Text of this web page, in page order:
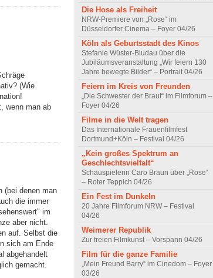
(Wie
wenn man ab
(bei denen man
die immer
im
aber nicht.
auf. Selbst die
sich am Ende
abgehandelt
gemacht.
Die Hose als Freiheit
NRW-Premiere von „Rose“ im
Düsseldorfer Cinema – Foyer 04/26
Köln als Geburtsstadt des Kinos
Stefanie Wüster-Bludau über die
Jubiläumsveranstaltung „Wir feiern 130
Jahre bewegte Bilder“ – Portrait 04/26
Feiern im Kreis von Freunden
„Die Schwester der Braut“ im Filmforum –
Foyer 04/26
Filme in die Welt tragen
Das Internationale Frauenfilmfest
Dortmund+Köln – Festival 04/26
„Kein großes Spektrum an
Geschlechtsvielfalt“
Schauspielerin Caro Braun über „Rose“
– Roter Teppich 04/26
Ein Fest im Dunkeln
20 Jahre Filmforum NRW – Festival
04/26
Weimerer Republik
Zur freien Filmkunst – Vorspann 04/26
Film für die ganze Familie
„Mein Freund Barry“ im Cinedom – Foyer
03/26